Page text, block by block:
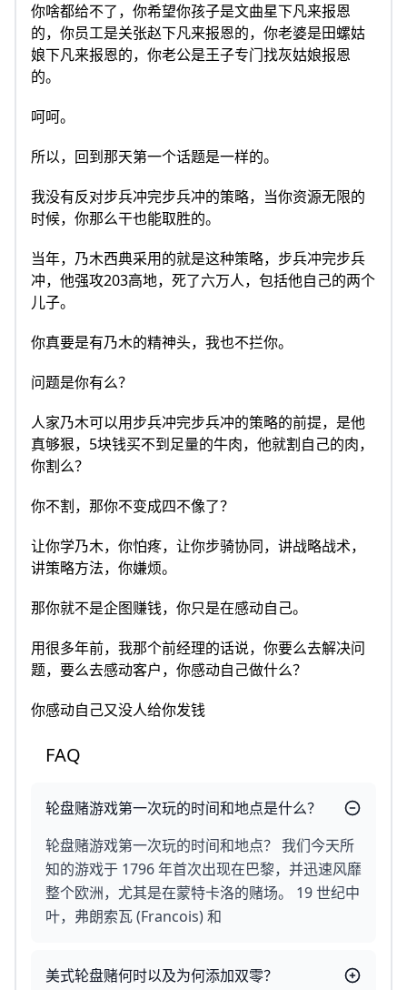
你啥都给不了，你希望你孩子是文曲星下凡来报恩
的，你员工是关张赵下凡来报恩的，你老婆是田螺姑
娘下凡来报恩的，你老公是王子专门找灰姑娘报恩
的。
呵呵。
所以，回到那天第一个话题是一样的。
我没有反对步兵冲完步兵冲的策略，当你资源无限的
时候，你那么干也能取胜的。
当年，乃木西典采用的就是这种策略，步兵冲完步兵
冲，他强攻203高地，死了六万人，包括他自己的两个
儿子。
你真要是有乃木的精神头，我也不拦你。
问题是你有么？
人家乃木可以用步兵冲完步兵冲的策略的前提，是他
真够狠，5块钱买不到足量的牛肉，他就割自己的肉，
你割么？
你不割，那你不变成四不像了？
让你学乃木，你怕疼，让你步骑协同，讲战略战术，
讲策略方法，你嫌烦。
那你就不是企图赚钱，你只是在感动自己。
用很多年前，我那个前经理的话说，你要么去解决问
题，要么去感动客户，你感动自己做什么？
你感动自己又没人给你发钱
FAQ
轮盘赌游戏第一次玩的时间和地点是什么？
轮盘赌游戏第一次玩的时间和地点？ 我们今天所
知的游戏于 1796 年首次出现在巴黎，并迅速风靡
整个欧洲，尤其是在蒙特卡洛的赌场。 19 世纪中
叶，弗朗索瓦 (Francois) 和
美式轮盘赌何时以及为何添加双零？